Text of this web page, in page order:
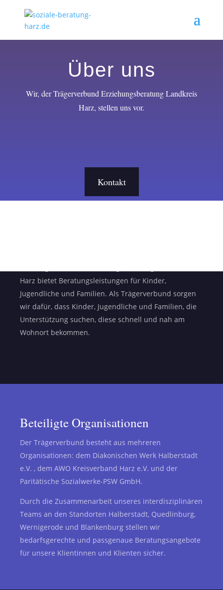
Über uns
Wir, der Trägerverbund Erziehungsberatung Landkreis
Harz, stellen uns vor.
Kontakt
Harz bietet Beratungsleistungen für Kinder,
Jugendliche und Familien. Als Trägerverbund sorgen
wir dafür, dass Kinder, Jugendliche und Familien, die
Unterstützung suchen, diese schnell und nah am
Wohnort bekommen.
Beteiligte Organisationen
Der Trägerverbund besteht aus mehreren
Organisationen: dem Diakonischen Werk Halberstadt
e.V. , dem AWO Kreisverband Harz e.V. und der
Paritätische Sozialwerke-PSW GmbH.
Durch die Zusammenarbeit unseres interdisziplinären
Teams an den Standorten Halberstadt, Quedlinburg,
Wernigerode und Blankenburg stellen wir
bedarfsgerechte und passgenaue Beratungsangebote
für unsere Klientinnen und Klienten sicher.